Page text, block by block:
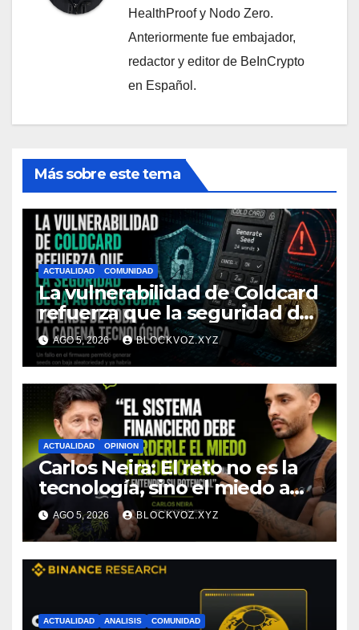
HealthProof y Nodo Zero.
Anteriormente fue embajador,
redactor y editor de BeInCrypto
en Español.
Más sobre este tema
ACTUALIDAD COMUNIDAD
La vulnerabilidad de Coldcard
refuerza que la seguridad de
la autocustodia depende de
toda la cadena tecnológica,
afirma CoinEx Research
AGO 5, 2026 BLOCKVOZ.XYZ
ACTUALIDAD OPINION
Carlos Neira: El reto no es la
tecnología, sino el miedo a
entenderla
AGO 5, 2026 BLOCKVOZ.XYZ
ACTUALIDAD ANALISIS COMUNIDAD